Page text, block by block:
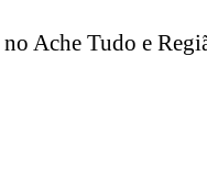
Ache Tudo e